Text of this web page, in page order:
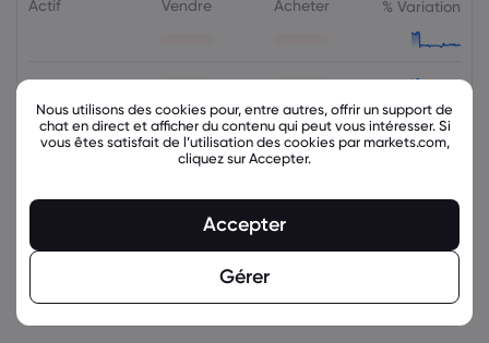
Actif Vendre Acheter % Variation
latest_education_articles
Nous utilisons des cookies pour, entre autres, offrir un support de
chat en direct et afficher du contenu qui peut vous intéresser. Si
vous êtes satisfait de l’utilisation des cookies par markets.com,
cliquez sur Accepter.
Accepter
Gérer